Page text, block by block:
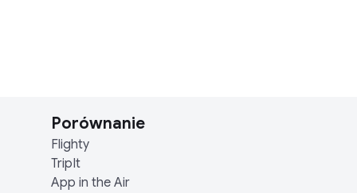
Porównanie
Flighty
TripIt
App in the Air